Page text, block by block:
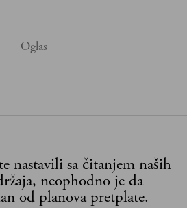
nastavili sa čitanjem naših
neophodno je da
od planova pretplate.